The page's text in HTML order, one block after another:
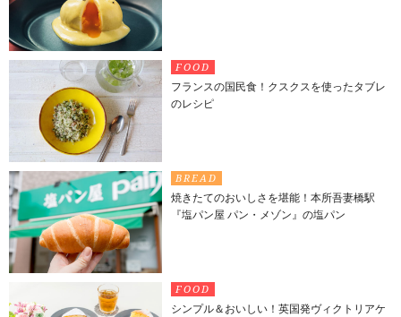
FOOD
フランスの国民食！クスクスを使ったタブレ
のレシピ
BREAD
焼きたてのおいしさを堪能！本所吾妻橋駅
『塩パン屋 パン・メゾン』の塩パン
FOOD
シンプル＆おいしい！英国発ヴィクトリアケ